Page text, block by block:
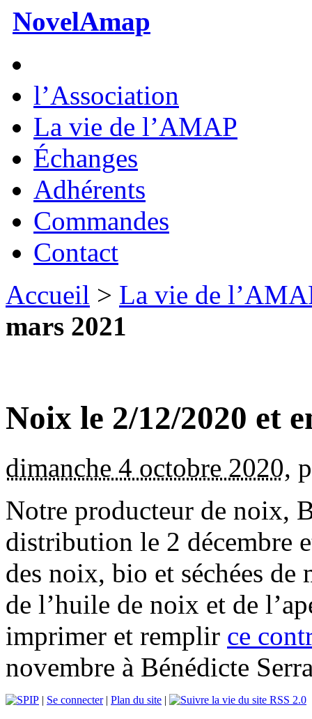
NovelAmap
l’Association
La vie de l’AMAP
Échanges
Adhérents
Commandes
Contact
Accueil > La vie de
mars 2021
Noix le 2/12/2020 et
dimanche 4 octobre 2020,
Notre producteur de noix,
distribution le 2 décembre
des noix, bio et séchées
de l’huile de noix et de
imprimer et remplir ce
novembre à Bénédicte
| Se connecter| Plan du site | RSS 2.0